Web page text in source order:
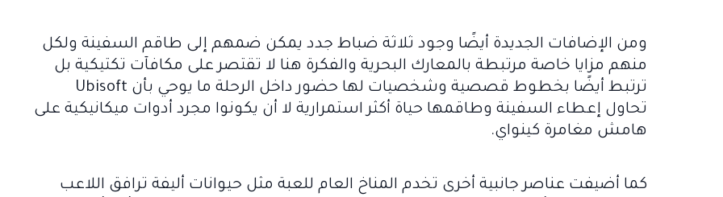
ومن الإضافات الجديدة أيضًا وجود ثلاثة ضباط جدد يمكن ضمهم إلى طاقم السفينة ولكل
منهم مزايا خاصة مرتبطة بالمعارك البحرية والفكرة هنا لا تقتصر على مكافآت تكتيكية بل
ترتبط أيضًا بخطوط قصصية وشخصيات لها حضور داخل الرحلة ما يوحي بأن Ubisoft
تحاول إعطاء السفينة وطاقمها حياة أكثر استمرارية لا أن يكونوا مجرد أدوات ميكانيكية على
هامش مغامرة كينواي.
كما أضيفت عناصر جانبية أخرى تخدم المناخ العام للعبة مثل حيوانات أليفة ترافق اللاعب